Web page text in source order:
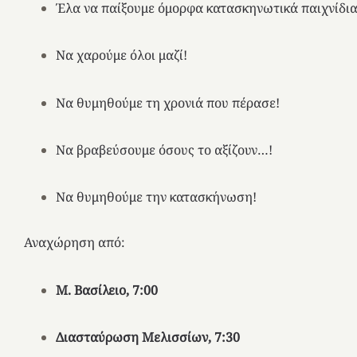
Έλα να παίξουμε όμορφα κατασκηνωτικά
Να χαρούμε όλοι μαζί!
Να θυμηθούμε τη χρονιά που πέρασε!
Να βραβεύσουμε όσους το αξίζουν…!
Να θυμηθούμε την κατασκήνωση!
Αναχώρηση από:
Μ. Βασίλειο, 7:00
Διασταύρωση Μελισσίων, 7:30